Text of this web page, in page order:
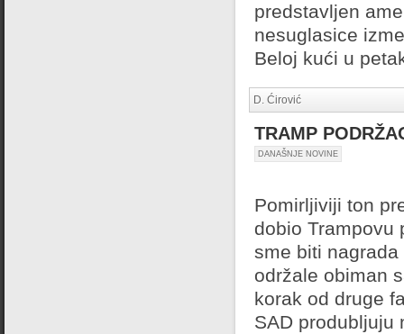
predstavljen
nesuglasice
Beloj kući u
D. Ćirović
TRAMP
DANAŠNJE NOVINE
Pomirljiviji ton
dobio Trampovu
sme biti
održale obiman
korak od druge
SAD produbljuju